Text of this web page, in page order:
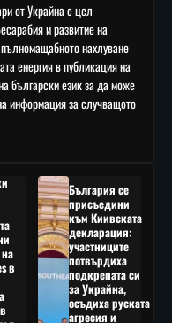
от Украйна с цел
и развитие на
нахлуване
енергия в публикация на
български език за да може
информация за случващото
в
България се
присъедини
към Киивската
декларация:
участниците
потвърдиха
подкрепата си
за Украйна,
осъдиха руската
агресия и